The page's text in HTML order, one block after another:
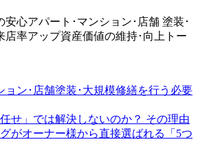
ョン･店舗塗装･大規模修繕を行う必要
せ」では解決しないのか？ その理由
がオーナー様から直接選ばれる「5つ